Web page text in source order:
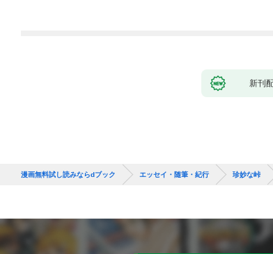
新刊
漫画無料試し読みならdブック エッセイ・随筆・紀行 珍妙な峠